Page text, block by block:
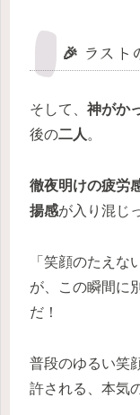
🎉 ラスト
そして、 神がか
後の二人 。
徹夜明けの疲労
揚感が入り混じ
「笑顔のたえな
が、この瞬間に
だ！
普段のゆるい笑
許される、本気